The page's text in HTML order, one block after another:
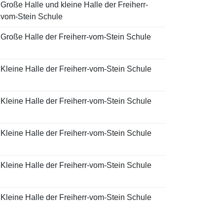
Große Halle und kleine Halle der Freiherr-
vom-Stein Schule
Große Halle der Freiherr-vom-Stein Schule
Kleine Halle der Freiherr-vom-Stein Schule
Kleine Halle der Freiherr-vom-Stein Schule
Kleine Halle der Freiherr-vom-Stein Schule
Kleine Halle der Freiherr-vom-Stein Schule
Kleine Halle der Freiherr-vom-Stein Schule